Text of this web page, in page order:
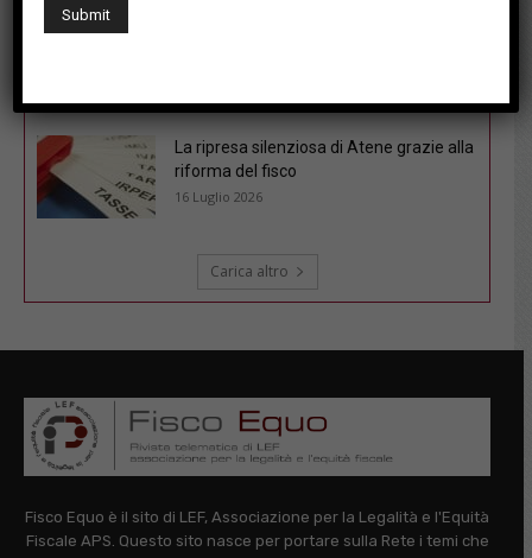
La ripresa silenziosa di Atene grazie alla
riforma del fisco
16 Luglio 2026
Carica altro
Fisco Equo è il sito di LEF, Associazione per la Legalità e l'Equità
Fiscale APS. Questo sito nasce per portare sulla Rete i temi che